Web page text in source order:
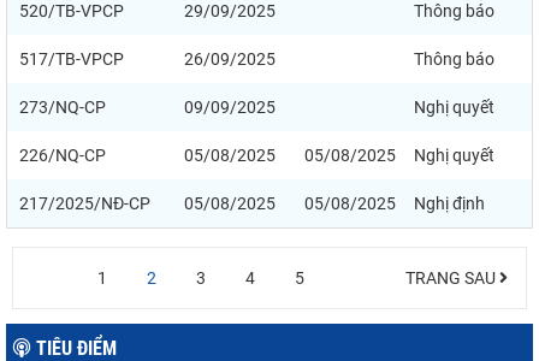
520/TB-VPCP 29/09/2025 Thông báo
517/TB-VPCP 26/09/2025 Thông báo
273/NQ-CP 09/09/2025 Nghị quyết
226/NQ-CP 05/08/2025 05/08/2025 Nghị quyết
217/2025/NĐ-CP 05/08/2025 05/08/2025 Nghị định
1 2 3 4 5 TRANG SAU
TIÊU ĐIỂM